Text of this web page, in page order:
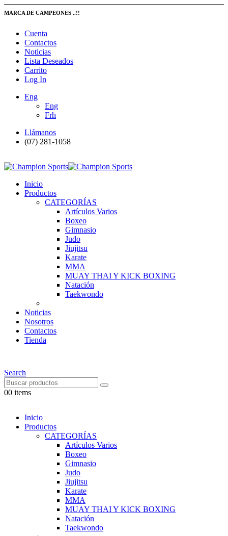
MARCA DE CAMPEONES ..!!
Cuenta
Contactos
Noticias
Lista Deseados
Carrito
Log In
Eng
Eng
Frh
Llámanos
(07) 281-1058
Inicio
Productos
CATEGORÍAS
Artículos Varios
Boxeo
Gimnasio
Judo
Jiujitsu
Karate
MMA
MUAY THAI Y KICK BOXING
Natación
Taekwondo
Noticias
Nosotros
Contactos
Tienda
Search
00 items
Inicio
Productos
CATEGORÍAS
Artículos Varios
Boxeo
Gimnasio
Judo
Jiujitsu
Karate
MMA
MUAY THAI Y KICK BOXING
Natación
Taekwondo